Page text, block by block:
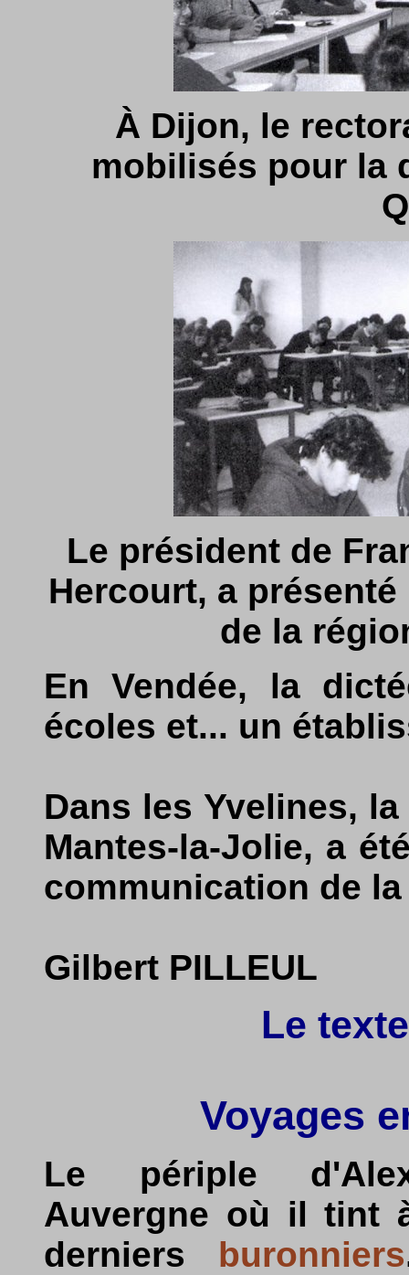
À Dijon, le
mobilisés pour la
Le président de
Hercourt, a
de la
En Vendée, la
écoles et... un
Dans les Yvelines,
Mantes-la-Jolie, a
communication de la
Gilbert PILLEUL
Le
Voyages
Le périple
Auvergne où il tint
derniers buronniers